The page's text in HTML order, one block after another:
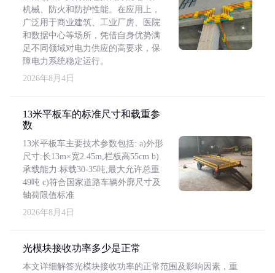
机械、防火和防护性能。在应用上，
广泛用于商业建筑、工业厂房、医院
和数据中心等场所，凭借自身优势满
足不同领域对电力供应的高要求，保
障电力系统稳定运行。
2026年8月4日
13米平板车的标准尺寸和载重参
数
13米平板车主要技术参数包括: a)外形
尺寸:长13m×宽2.45m,栏板高55cm b)
承载能力:标载30-35吨,最大允许总重
49吨 c)符合国家道路车辆外廓尺寸及
轴荷限值标准
2026年8月4日
光模块接收功率多少是正常
本文详细解答光模块接收功率的正常范围及影响因素，重